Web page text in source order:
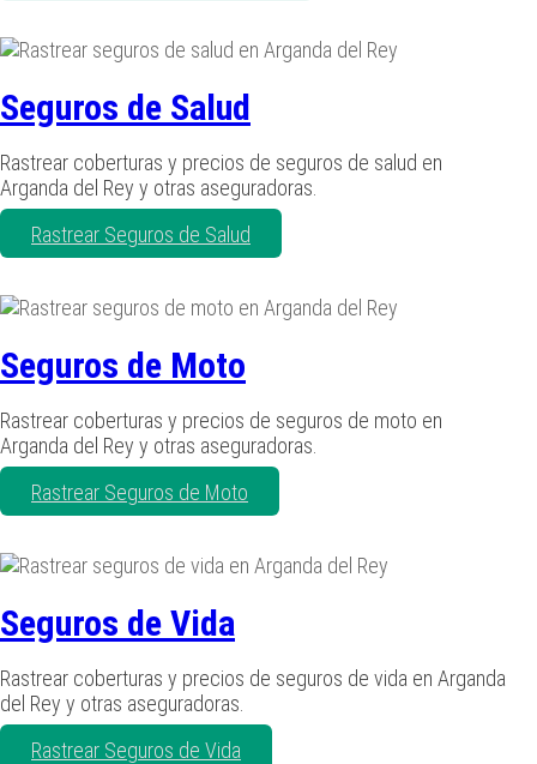
Seguros de Salud
Rastrear coberturas y precios de seguros de salud en
Arganda del Rey y otras aseguradoras.
Rastrear Seguros de Salud
Seguros de Moto
Rastrear coberturas y precios de seguros de moto en
Arganda del Rey y otras aseguradoras.
Rastrear Seguros de Moto
Seguros de Vida
Rastrear coberturas y precios de seguros de vida en Arganda
del Rey y otras aseguradoras.
Rastrear Seguros de Vida